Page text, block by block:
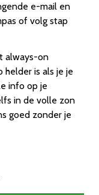
e-mail en
of volg stap
always-on
helder is als je je
info op je
in de volle zon
goed zonder je